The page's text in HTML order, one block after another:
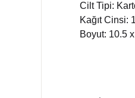
Cilt Tipi:
Kağıt Cinsi:
Boyut: 10.5